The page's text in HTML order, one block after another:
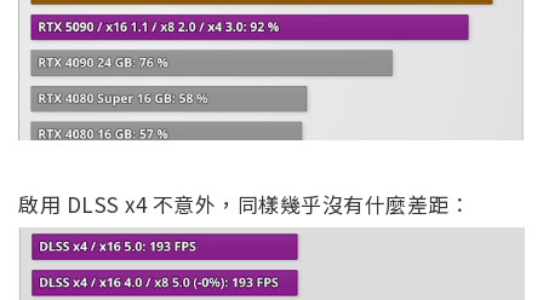
啟用 DLSS x4 不意外，同樣幾乎沒有什麼差距：